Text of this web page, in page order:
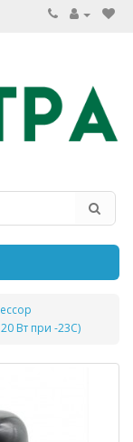
Вт при -23С)